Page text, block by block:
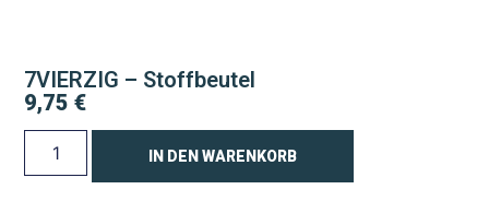
7VIERZIG – Stoffbeutel
9,75€
IN DEN WARENKORB